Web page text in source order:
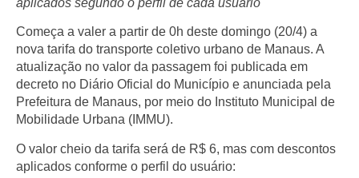
aplicados segundo o perfil de cada usuário
Começa a valer a partir de 0h deste domingo (20/4) a
nova tarifa do transporte coletivo urbano de Manaus. A
atualização no valor da passagem foi publicada em
decreto no Diário Oficial do Município e anunciada pela
Prefeitura de Manaus, por meio do Instituto Municipal de
Mobilidade Urbana (IMMU).
O valor cheio da tarifa será de R$ 6, mas com descontos
aplicados conforme o perfil do usuário: